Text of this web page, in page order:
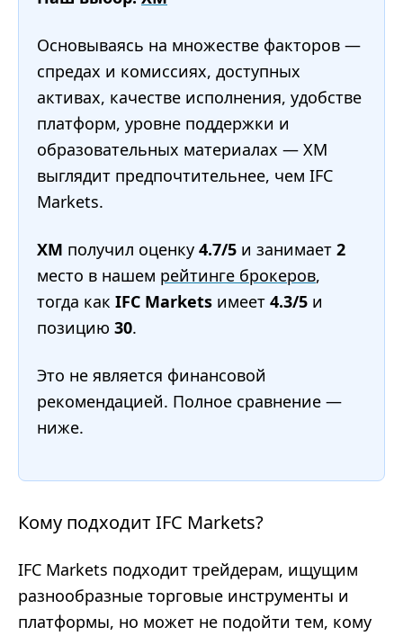
Основываясь на множестве факторов —
спредах и комиссиях, доступных
активах, качестве исполнения, удобстве
платформ, уровне поддержки и
образовательных материалах — XM
выглядит предпочтительнее, чем IFC
Markets.
XM получил оценку 4.7/5 и занимает 2
место в нашем рейтинге брокеров,
тогда как IFC Markets имеет 4.3/5 и
позицию 30.
Это не является финансовой
рекомендацией. Полное сравнение —
ниже.
Кому подходит IFC Markets?
IFC Markets подходит трейдерам, ищущим
разнообразные торговые инструменты и
платформы, но может не подойти тем, кому